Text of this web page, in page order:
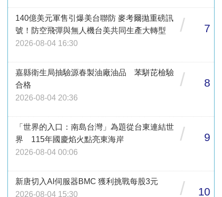
140億美元軍售引爆美台聯防 麥考爾拋重磅訊
號！防空飛彈與無人機台美共同生產大轉型
2026-08-04 16:30
/ 7
嘉縣衛生局抽驗源春製油廠油品 苯駢芘檢驗
合格
2026-08-04 20:36
/ 8
「世界的入口：南島台灣」為題從台東連結世
界 115年國慶焰火點亮東海岸
2026-08-04 00:06
/ 9
新唐切入AI伺服器BMC 獲利挑戰每股3元
2026-08-04 15:30
/ 10